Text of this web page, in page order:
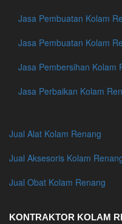
Jasa Pembuatan Kolam
Jasa Pembuatan Kolam
Jasa Pembersihan Kolam
Jasa Perbaikan Kolam
Jual Alat Kolam Renang
Jual Aksesoris Kolam
Jual Obat Kolam Renang
KONTRAKTOR KOLAM